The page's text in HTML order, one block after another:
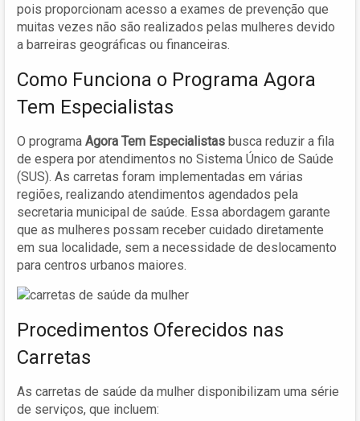
pois proporcionam acesso a exames de prevenção que
muitas vezes não são realizados pelas mulheres devido
a barreiras geográficas ou financeiras.
Como Funciona o Programa Agora
Tem Especialistas
O programa Agora Tem Especialistas busca reduzir a fila
de espera por atendimentos no Sistema Único de Saúde
(SUS). As carretas foram implementadas em várias
regiões, realizando atendimentos agendados pela
secretaria municipal de saúde. Essa abordagem garante
que as mulheres possam receber cuidado diretamente
em sua localidade, sem a necessidade de deslocamento
para centros urbanos maiores.
Procedimentos Oferecidos nas
Carretas
As carretas de saúde da mulher disponibilizam uma série
de serviços, que incluem: